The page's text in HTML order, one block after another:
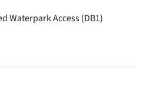
Waterpark Access (DB1)